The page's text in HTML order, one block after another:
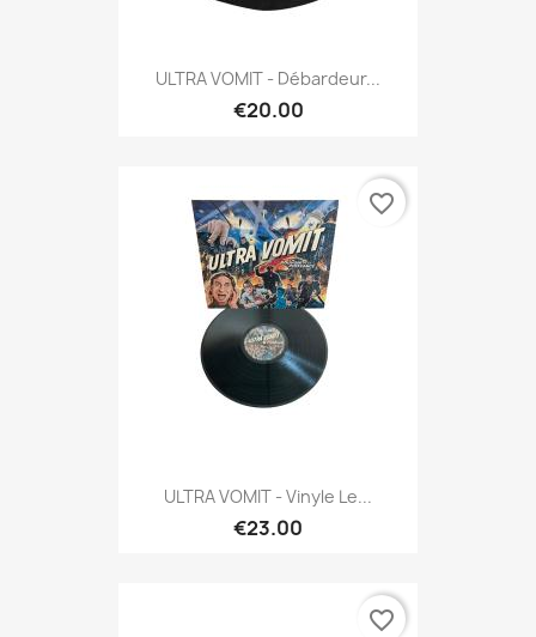
ULTRA VOMIT - Débardeur...
€20.00
ULTRA VOMIT - Vinyle Le...
€23.00
favorite_border
favorite_border